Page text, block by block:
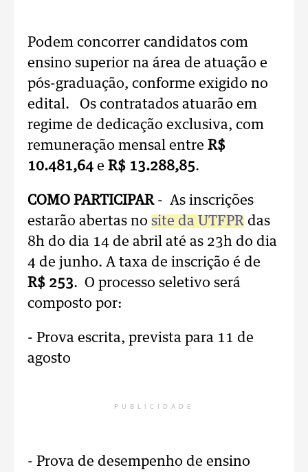
Podem concorrer candidatos com
ensino superior na área de atuação e
pós-graduação, conforme exigido no
edital. Os contratados atuarão em
regime de dedicação exclusiva, com
remuneração mensal entre R$
10.481,64 e R$ 13.288,85.
COMO PARTICIPAR- As inscrições
estarão abertas no site da UTFPR das
8h do dia 14 de abril até as 23h do dia
4 de junho. A taxa de inscrição é de
R$ 253. O processo seletivo será
composto por:
- Prova escrita, prevista para 11 de
agosto
PUBLICIDADE
- Prova de desempenho de ensino